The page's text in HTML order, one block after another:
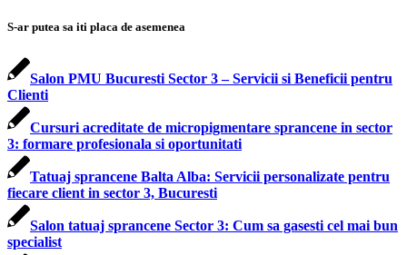
S-ar putea sa iti placa de asemenea
Salon PMU Bucuresti Sector 3 – Servicii si Beneficii pentru
Clienti
Cursuri acreditate de micropigmentare sprancene in sector
3: formare profesionala si oportunitati
Tatuaj sprancene Balta Alba: Servicii personalizate pentru
fiecare client in sector 3, Bucuresti
Salon tatuaj sprancene Sector 3: Cum sa gasesti cel mai bun
specialist